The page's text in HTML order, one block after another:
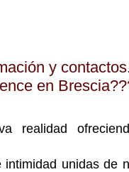
y
en
realidad
unidas de